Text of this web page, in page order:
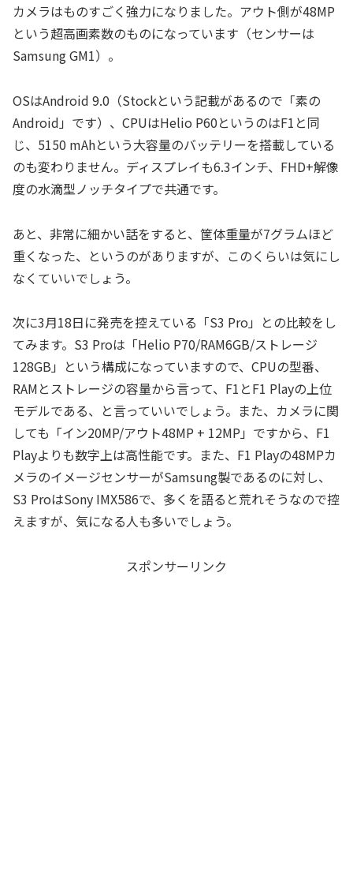
カメラはものすごく強力になりました。アウト側が48MP
という超高画素数のものになっています（センサーは
Samsung GM1）。
OSはAndroid 9.0（Stockという記載があるので「素の
Android」です）、CPUはHelio P60というのはF1と同
じ、5150 mAhという大容量のバッテリーを搭載している
のも変わりません。ディスプレイも6.3インチ、FHD+解像
度の水滴型ノッチタイプで共通です。
あと、非常に細かい話をすると、筐体重量が7グラムほど
重くなった、というのがありますが、このくらいは気にし
なくていいでしょう。
次に3月18日に発売を控えている「S3 Pro」との比較をし
てみます。S3 Proは「Helio P70/RAM6GB/ストレージ
128GB」という構成になっていますので、CPUの型番、
RAMとストレージの容量から言って、F1とF1 Playの上位
モデルである、と言っていいでしょう。また、カメラに関
しても「イン20MP/アウト48MP + 12MP」ですから、F1
Playよりも数字上は高性能です。また、F1 Playの48MPカ
メラのイメージセンサーがSamsung製であるのに対し、
S3 ProはSony IMX586で、多くを語ると荒れそうなので控
えますが、気になる人も多いでしょう。
スポンサーリンク